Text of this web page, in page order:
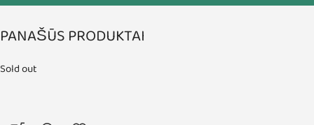
PANAŠŪS PRODUKTAI
Sold out